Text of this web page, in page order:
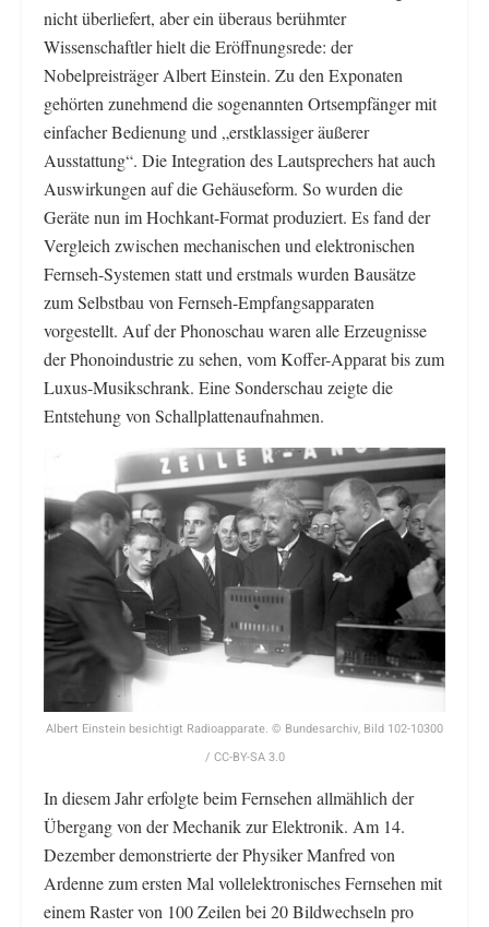
nicht überliefert, aber ein überaus berühmter
Wissenschaftler hielt die Eröffnungsrede: der
Nobelpreisträger Albert Einstein. Zu den Exponaten
gehörten zunehmend die sogenannten Ortsempfänger mit
einfacher Bedienung und „erstklassiger äußerer
Ausstattung“. Die Integration des Lautsprechers hat auch
Auswirkungen auf die Gehäuseform. So wurden die
Geräte nun im Hochkant-Format produziert. Es fand der
Vergleich zwischen mechanischen und elektronischen
Fernseh-Systemen statt und erstmals wurden Bausätze
zum Selbstbau von Fernseh-Empfangsapparaten
vorgestellt. Auf der Phonoschau waren alle Erzeugnisse
der Phonoindustrie zu sehen, vom Koffer-Apparat bis zum
Luxus-Musikschrank. Eine Sonderschau zeigte die
Entstehung von Schallplattenaufnahmen.
Albert Einstein besichtigt Radioapparate. © Bundesarchiv, Bild 102-10300
/ CC-BY-SA 3.0
In diesem Jahr erfolgte beim Fernsehen allmählich der
Übergang von der Mechanik zur Elektronik. Am 14.
Dezember demonstrierte der Physiker Manfred von
Ardenne zum ersten Mal vollelektronisches Fernsehen mit
einem Raster von 100 Zeilen bei 20 Bildwechseln pro